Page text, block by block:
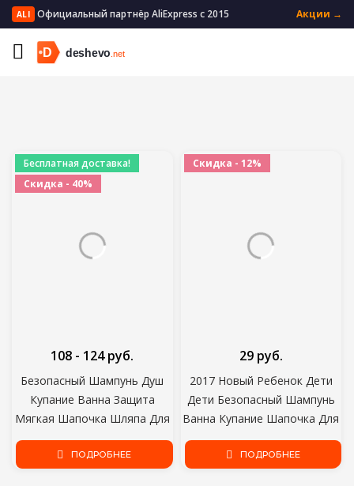
ALI Официальный партнёр AliExpress с 2015 Акции →
Главная Мать и ребенок
Бесплатная доставка!
Скидка - 40%
Безопасный Шампунь Душ
Купание Ванна Защита
Мягкая Шапочка Шляпа Для
Ребенка Мыть Волосы Щит
Bebes Дети Купание
108 - 124 руб.
ПОДРОБНЕЕ
Скидка - 12%
2017 Новый Ребенок Дети
Дети Безопасный Шампунь
Ванна Купание Шапочка Для
Душа Шляпа Мыть Волосы
Щит регулируемый
29 руб.
ПОДРОБНЕЕ